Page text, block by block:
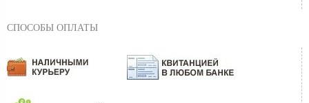
СПОСОБЫ ОПЛАТЫ